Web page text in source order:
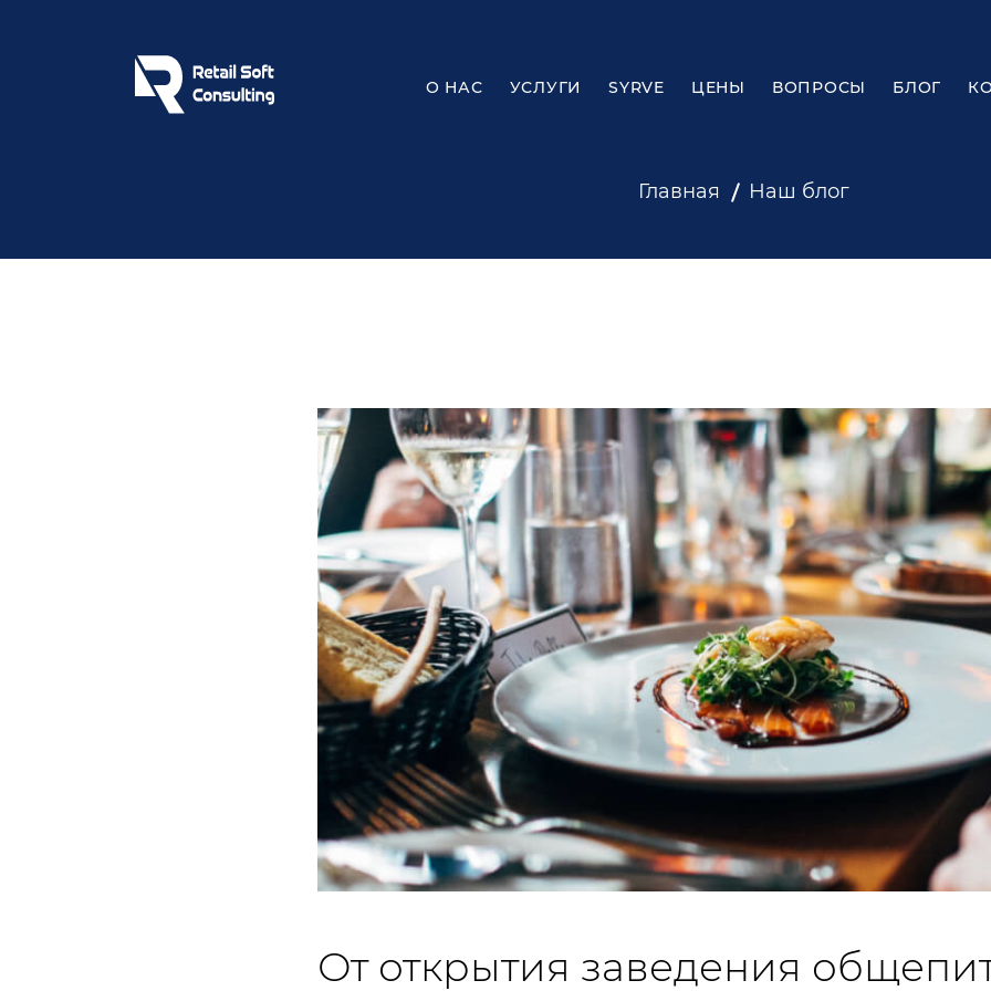
О НАС УСЛУГИ SYRVE ЦЕНЫ ВОПРОСЫ БЛОГ
Главная Наш блог
От открытия заведения